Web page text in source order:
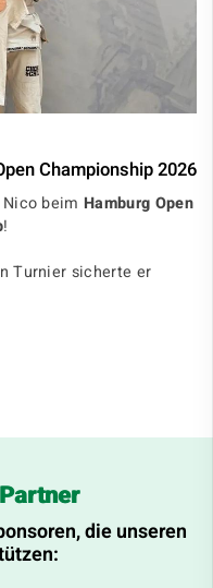
Championship 2026
Nico beimHamburg Open
!
Turnier sicherte er
die unseren